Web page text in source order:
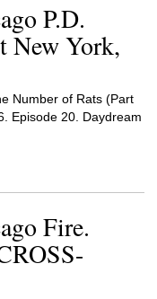
P.D.
New York,
Number of Rats (Part
Episode 20. Daydream
Fire.